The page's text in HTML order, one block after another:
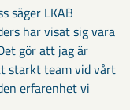
säger LKAB
har visat sig vara
gör att jag är
starkt team vid vårt
erfarenhet vi